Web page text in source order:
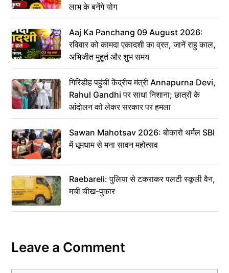
लाभ के बनेंगे योग
Aaj Ka Panchang 09 August 2026:
रविवार को कामदा एकादशी का व्रत, जानें राहु काल,
अभिजीत मुहूर्त और शुभ समय
गिरिडीह पहुंचीं केंद्रीय मंत्री Annapurna Devi,
Rahul Gandhi पर साधा निशाना; छात्रों के
आंदोलन को लेकर सरकार पर हमला
Sawan Mahotsav 2026: बोकारो थर्मल SBI
में धूमधाम से मना सावन महोत्सव
Raebareli: पुलिया से टकराकर पलटी स्कूली वैन,
मची चीख-पुकार
Leave a Comment